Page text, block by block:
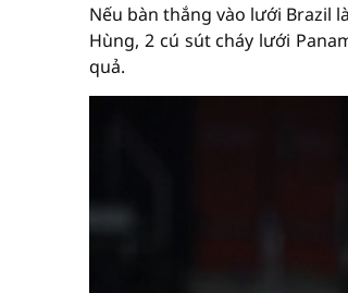
Nếu bàn thắng vào lưới Brazil
Hùng, 2 cú sút cháy lưới
quả.